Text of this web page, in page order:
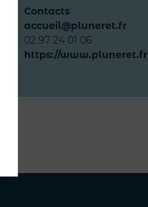
Contacts
accueil@pluneret.fr
02 97 24 01 06
https://www.pluneret.fr